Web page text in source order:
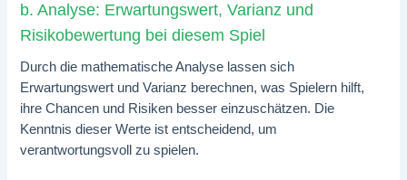
b. Analyse: Erwartungswert, Varianz und
Risikobewertung bei diesem Spiel
Durch die mathematische Analyse lassen sich
Erwartungswert und Varianz berechnen, was Spielern hilft,
ihre Chancen und Risiken besser einzuschätzen. Die
Kenntnis dieser Werte ist entscheidend, um
verantwortungsvoll zu spielen.